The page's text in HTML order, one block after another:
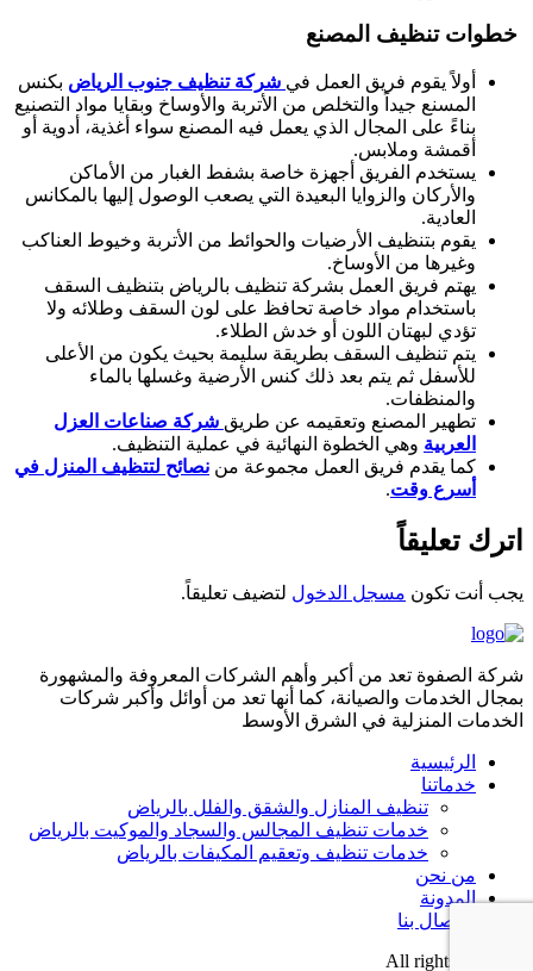
خطوات تنظيف المصنع
أولاً يقوم فريق العمل في شركة تنظيف جنوب الرياض بكنس
المسنع جيداً والتخلص من الأتربة والأوساخ وبقايا مواد التصنيع
بناءً على المجال الذي يعمل فيه المصنع سواء أغذية، أدوية أو
أقمشة وملابس.
يستخدم الفريق أجهزة خاصة بشفط الغبار من الأماكن
والأركان والزوايا البعيدة التي يصعب الوصول إليها بالمكانس
العادية.
يقوم بتنظيف الأرضيات والحوائط من الأتربة وخيوط العناكب
وغيرها من الأوساخ.
يهتم فريق العمل بشركة تنظيف بالرياض بتنظيف السقف
باستخدام مواد خاصة تحافظ على لون السقف وطلائه ولا
تؤدي لبهتان اللون أو خدش الطلاء.
يتم تنظيف السقف بطريقة سليمة بحيث يكون من الأعلى
للأسفل ثم يتم بعد ذلك كنس الأرضية وغسلها بالماء
والمنظفات.
تطهير المصنع وتعقيمه عن طريق شركة صناعات العزل
العربية وهي الخطوة النهائية في عملية التنظيف.
كما يقدم فريق العمل مجموعة من نصائح لتتظيف المنزل في
أسرع وقت.
اترك تعليقاً
يجب أنت تكون مسجل الدخول لتضيف تعليقاً.
شركة الصفوة تعد من أكبر وأهم الشركات المعروفة والمشهورة
بمجال الخدمات والصيانة، كما أنها تعد من أوائل وأكبر شركات
الخدمات المنزلية في الشرق الأوسط
الرئيسية
خدماتنا
تنظيف المنازل والشقق والفلل بالرياض
خدمات تنظيف المجالس والسجاد والموكيت بالرياض
خدمات تنظيف وتعقيم المكيفات بالرياض
من نحن
المدونة
الاتصال بنا
All rights reserved